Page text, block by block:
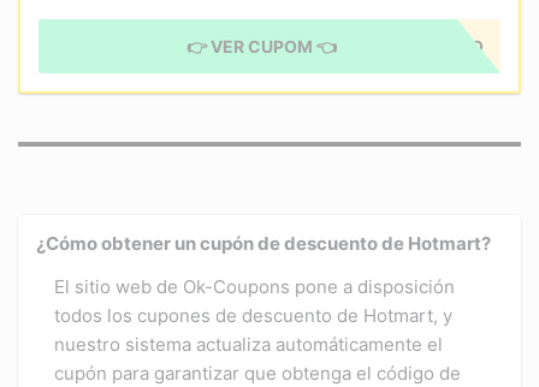
CUPÓN APLICADO
👉 VER CUPOM 👈
¿Cómo obtener un cupón de descuento de Hotmart?
El sitio web de Ok-Coupons pone a disposición
todos los cupones de descuento de Hotmart, y
nuestro sistema actualiza automáticamente el
cupón para garantizar que obtenga el código de